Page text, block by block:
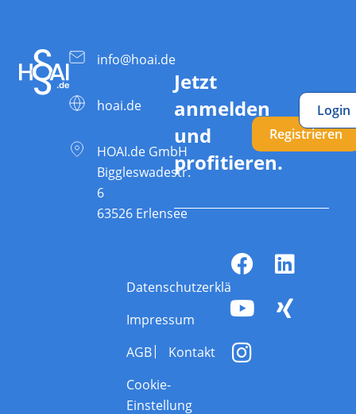
info@hoai.de
hoai.de
HOAI.de GmbH
Biggleswadestr.
6
63526 Erlensee
Jetzt
anmelden
und
profitieren.
Registrieren
Login
Datenschutzerklärung
Impressum
AGB
Kontakt
Cookie-
Einstellung